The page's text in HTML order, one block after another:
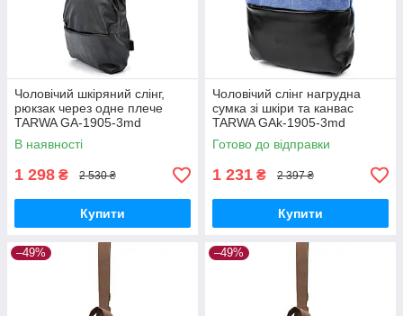
Чоловічий шкіряний слінг,
рюкзак через одне плече
TARWA GA-1905-3md
В наявності
1 298 ₴ 2 530 ₴
Купити
Чоловічий слінг нагрудна
сумка зі шкіри та канвас
TARWA GAk-1905-3md
Готово до відправки
1 231 ₴ 2 397 ₴
Купити
–49% –49%